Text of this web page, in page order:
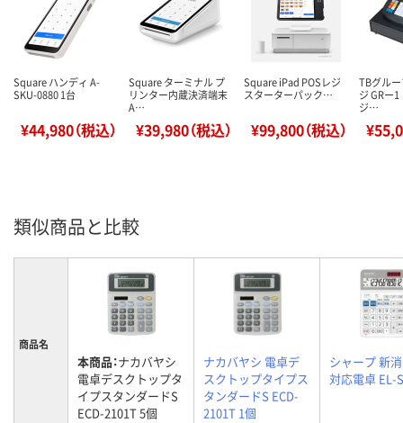
Square ハンディ A-
SKU-0880 1台
¥44,980（税込）
Square ターミナル プ
リンター内蔵決済端末
A…
¥39,980（税込）
Square iPad POSレジ
スターターパック…
¥99,800（税込）
TBグル
ジ GRー1
ジ…
類似商品と比較
商品名
本商品：ナカバヤシ
電卓デスクトップタ
イプスタンダードS
ECD-2101T 5個
ナカバヤシ 電卓デ
スクトップタイプス
タンダードS ECD-
2101T 1個
シャープ 新
対応電卓 EL-